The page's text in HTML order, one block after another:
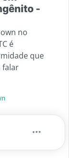
-
no
é
que
falar